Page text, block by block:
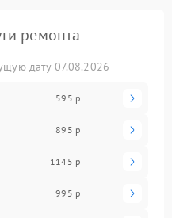
ремонта
дату 07.08.2026
595 р
895 р
1145 р
995 р